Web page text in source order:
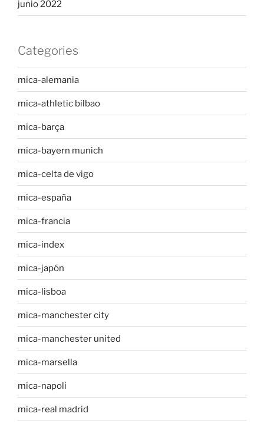
junio 2022
Categories
mica-alemania
mica-athletic bilbao
mica-barça
mica-bayern munich
mica-celta de vigo
mica-españa
mica-francia
mica-index
mica-japón
mica-lisboa
mica-manchester city
mica-manchester united
mica-marsella
mica-napoli
mica-real madrid